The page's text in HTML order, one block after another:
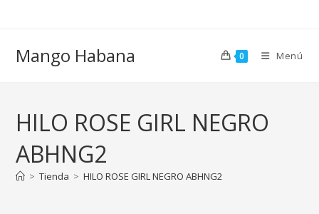
Mango Habana 0 Menú
HILO ROSE GIRL NEGRO
ABHNG2
> Tienda > HILO ROSE GIRL NEGRO ABHNG2